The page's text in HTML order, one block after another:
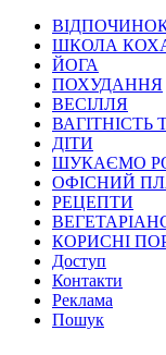
ШКОЛА
ЙОГА
ПОХУДАННЯ
ВЕСІЛЛЯ
ВАГІТНІСТЬ
ДІТИ
ШУКАЄМО
ОФІСНИЙ
РЕЦЕПТИ
КОРИСНІ
Доступ
Контакти
Реклама
Пошук